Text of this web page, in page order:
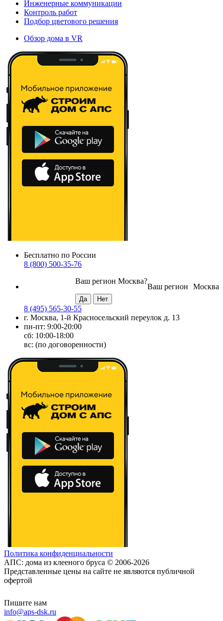
Инженерные коммуникации
Контроль работ
Подбор цветового решения
Обзор дома в VR
Бесплатно по России
8 (800) 500-35-76
Москва
Ваш регион
Ваш регион Москва?
8 (495) 565-30-55
г. Москва, 1-й Красносельский переулок д. 13
пн-пт: 9:00-20:00
сб: 10:00-18:00
вс: (по договоренности)
Политика конфиденциальности
АПС: дома из клееного бруса © 2006-2026
Представленные цены на сайте не являются публичной
офертой
Пишите нам
info@aps-dsk.ru